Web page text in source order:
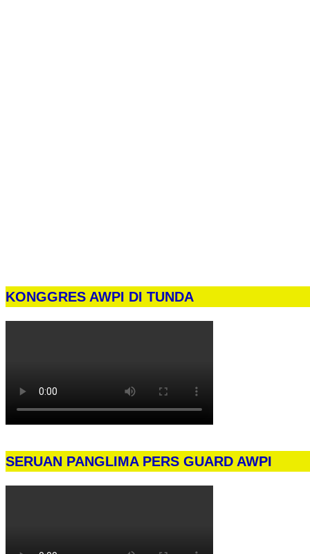
KONGGRES AWPI DI TUNDA
SERUAN PANGLIMA PERS GUARD AWPI